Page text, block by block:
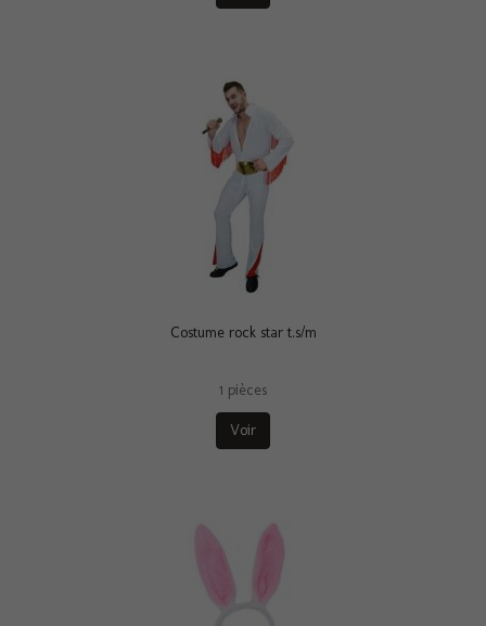
Costume rock star t.s/m
1 pièces
Voir